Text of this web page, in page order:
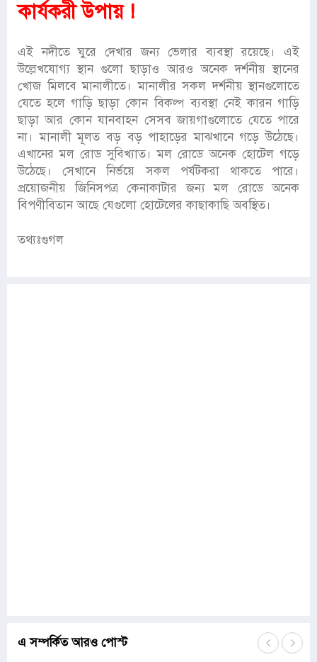
কার্যকরী উপায় !
এই নদীতে ঘুরে দেখার জন্য ভেলার ব্যবস্থা রয়েছে। এই
উল্লেখযোগ্য স্থান গুলো ছাড়াও আরও অনেক দর্শনীয় স্থানের
খোজ মিলবে মানালীতে। মানালীর সকল দর্শনীয় স্থানগুলোতে
যেতে হলে গাড়ি ছাড়া কোন বিকল্প ব্যবস্থা নেই কারন গাড়ি
ছাড়া আর কোন যানবাহন সেসব জায়গাগুলোতে যেতে পারে
না। মানালী মূলত বড় বড় পাহাড়ের মাঝখানে গড়ে উঠেছে।
এখানের মল রোড সুবিখ্যাত। মল রোডে অনেক হোটেল গড়ে
উঠেছে। সেখানে নির্ভয়ে সকল পর্যটকরা থাকতে পারে।
প্রয়োজনীয় জিনিসপত্র কেনাকাটার জন্য মল রোডে অনেক
বিপণীবিতান আছে যেগুলো হোটেলের কাছাকাছি অবস্থিত।
তথ্যঃগুগল
এ সম্পর্কিত আরও পোস্ট